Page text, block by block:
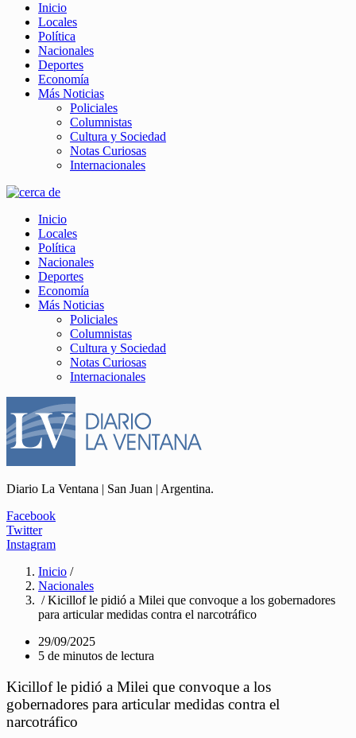
Inicio
Locales
Política
Nacionales
Deportes
Economía
Más Noticias
Policiales
Columnistas
Cultura y Sociedad
Notas Curiosas
Internacionales
Inicio
Locales
Política
Nacionales
Deportes
Economía
Más Noticias
Policiales
Columnistas
Cultura y Sociedad
Notas Curiosas
Internacionales
Diario La Ventana | San Juan | Argentina.
Facebook
Twitter
Instagram
Inicio /
Nacionales
/ Kicillof le pidió a Milei que convoque a los gobernadores
para articular medidas contra el narcotráfico
29/09/2025
5 de minutos de lectura
Kicillof le pidió a Milei que convoque a los
gobernadores para articular medidas contra el
narcotráfico